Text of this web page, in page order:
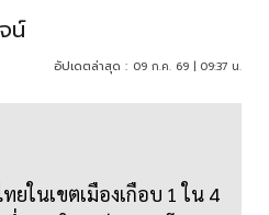
น์
อัปเดตล่าสุด : 09 ก.ค. 69 | 09:37 น.
ยในเขตเมืองเกือบ 1 ใน 4